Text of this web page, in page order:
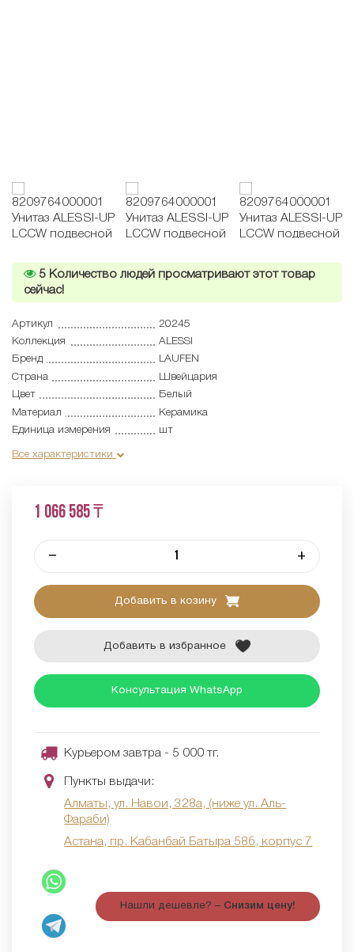
5 Количество людей просматривают этот товар
сейчас!
Артикул
20245
Коллекция
ALESSI
Бренд
LAUFEN
Страна
Швейцария
Цвет
Белый
Материал
Керамика
Единица измерения
шт
Все характеристики
1 066 585 ₸
– +
Добавить в козину
Добавить в избранное
Консультация WhatsApp
Курьером завтра - 5 000 тг.
Пункты выдачи:
Алматы, ул. Навои, 328а, (ниже ул. Аль-
Фараби)
Астана, пр. Кабанбай Батыра 58б, корпус 7
Нашли дешевле? – Снизим цену!